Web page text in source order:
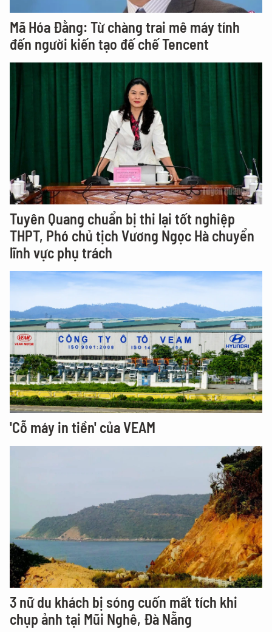
Mã Hóa Đằng: Từ chàng trai mê máy tính
đến người kiến tạo đế chế Tencent
Tuyên Quang chuẩn bị thi lại tốt nghiệp
THPT, Phó chủ tịch Vương Ngọc Hà chuyển
lĩnh vực phụ trách
'Cỗ máy in tiền' của VEAM
3 nữ du khách bị sóng cuốn mất tích khi
chụp ảnh tại Mũi Nghê, Đà Nẵng